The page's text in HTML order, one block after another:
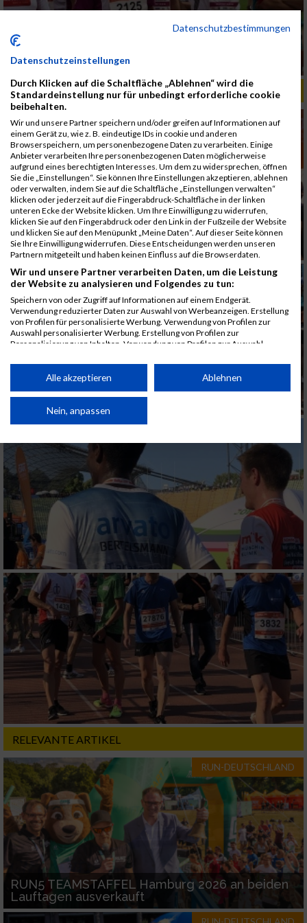
ALBUM B2RUN MÜNCHEN, B2RUN / 16.07.2019
RELEVANTE ARTIKEL
RUN-DEUTSCHLAND
RUN5 TEAMSTAFFEL Hamburg 2026 an beiden
Lauftagen ausverkauft
Datenschutzbestimmungen
Datenschutzeinstellungen
Durch Klicken auf die Schaltfläche „Ablehnen“ wird die
Standardeinstellung nur für unbedingt erforderliche cookie
beibehalten.
Wir und unsere Partner speichern und/oder greifen auf Informationen auf
einem Gerät zu, wie z. B. eindeutige IDs in cookie und anderen
Browserspeichern, um personenbezogene Daten zu verarbeiten. Einige
Anbieter verarbeiten Ihre personenbezogenen Daten möglicherweise
aufgrund eines berechtigten Interesses. Um dem zu widersprechen, öffnen
Sie die „Einstellungen“. Sie können Ihre Einstellungen akzeptieren, ablehnen
oder verwalten, indem Sie auf die Schaltfläche „Einstellungen verwalten“
klicken oder jederzeit auf die Fingerabdruck-Schaltfläche in der linken
unteren Ecke der Website klicken. Um Ihre Einwilligung zu widerrufen,
klicken Sie auf den Fingerabdruck oder den Link in der Fußzeile der Website
und klicken Sie auf den Menüpunkt „Meine Daten“. Auf dieser Seite können
Sie Ihre Einwilligung widerrufen. Diese Entscheidungen werden unseren
Partnern mitgeteilt und haben keinen Einfluss auf die Browserdaten.
Wir und unsere Partner verarbeiten Daten, um die Leistung
der Website zu analysieren und Folgendes zu tun:
Speichern von oder Zugriff auf Informationen auf einem Endgerät.
Verwendung reduzierter Daten zur Auswahl von Werbeanzeigen. Erstellung
von Profilen für personalisierte Werbung. Verwendung von Profilen zur
Auswahl personalisierter Werbung. Erstellung von Profilen zur
Personalisierung von Inhalten. Verwendung von Profilen zur Auswahl
Performance von Inhalten. Analyse von Zielgruppen durch Statistiken oder
Kombinationen von Daten aus verschiedenen Quellen. Entwicklung und
von Inhalten.
Daten können außerhalb der Europäischen Union weitergegeben und in die
Website/App.
Partnerliste anzeigen (1 IAB-Anbieter)
Wir nutzen Ihre Daten für folgende Zwecke:
IAB-Verarbeitungszwecke:
Speichern von oder Zugriff auf Informationen
auf einem Endgerät
Verwendung reduzierter Daten zur Auswahl
von Werbeanzeigen
Erstellung von Profilen für personalisierte
Werbung
Verwendung von Profilen zur Auswahl
personalisierter Werbung
Erstellung von Profilen zur Personalisierung
von Inhalten
Verwendung von Profilen zur Auswahl
personalisierter Inhalte
Messung der Werbeleistung
Messung der Performance von Inhalten
Analyse von Zielgruppen durch Statistiken
oder Kombinationen von Daten aus
verschiedenen Quellen
Alle akzeptieren Ablehnen
Nein, anpassen